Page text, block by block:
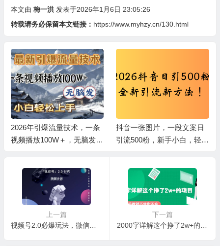
本文由 梅一洪 发表于2026年1月6日 23:05:26
转载请务必保留本文链接： https://www.myhzy.cn/130.html
2026年引爆流量技术，一条
视频播放100W＋，无脑发，
抖音一张图片，一段文案日
引流500粉，新手小白，轻松
上一篇
视频号2.0必爆玩法，微信无人直播一机多号
下一篇
2000字详解这个挣了2w+的项目，手把手教就不信你不会【付费文章】